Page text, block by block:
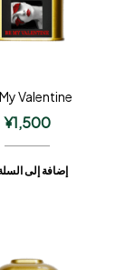
Valentine
¥1,500
إضافة إلى